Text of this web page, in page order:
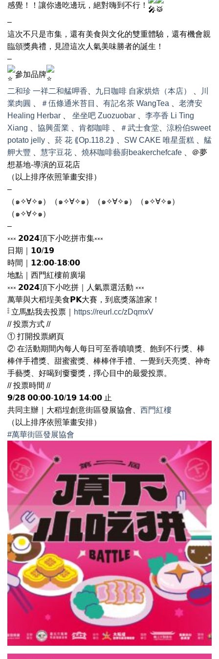
感覺！！讓你邊吃邊玩，絕對嗨到不行！
–
這次不只是市集，還有美食與文化的雙重體驗，還有機會親
臨頒獎典禮，見證這次人氣美味勝者的誕生！
–
參加品牌
二和珍 一祥二和艋呷香 九日咖啡 自家烘焙（本店）
川
業肉圓
＃伍條通米苔目 有記名茶 WangTea
老濟安
Healing Herbar
坐坐吧 Zuozuobar
李亭香 Li Ting
Xiang
協興蛋業 肯都咖啡 ＃武士食堂
涼粉伯sweet
potato jelly
菸 花 ⟪Op.118.2⟫ SW CAKE 唯星蛋糕
艋
舺大豐
慧宇豆花 燒杯咖啡藝廚beakerchefcafe 、＠夢
想基地-導演的豆花店
（以上排序依照筆畫安排）
–
（๑✧∀✧๑）（๑✧∀✧๑）（๑✧∀✧๑）（๑✧∀✧๑）
（๑✧∀✧๑）
–
༝༝༝ 𝟮𝟬𝟮𝟰頂下小吃拼市集༝༝༝
日期｜𝟭𝟬/𝟭𝟵
時間｜𝟭𝟮:𝟬𝟬-𝟭𝟴:𝟬𝟬
地點｜西門紅樓前廣場
༝༝༝ 𝟮𝟬𝟮𝟰頂下小吃拼｜人氣票選活動 ༝༝༝
萬華與大稻埕美食𝗣𝗞大賽，到底獎落誰家！
𓏬 立馬點我去投票｜
https://reurl.cc/zDqmxV
// 投票方式 //
① 打開投票網頁
② 在活動期間內每人每日可至香噴噴獎、飽到不行獎、棒
棒伴手禮獎、甜蜜蜜獎、棒棒伴手禮、一覺到天亮獎、神奇
手藝獎、好喝到嫑嫑獎，擇心目中的最愛投票。
// 投票時間 //
𝟵/𝟮𝟴 𝟬𝟬:𝟬𝟬-𝟭𝟬/𝟭𝟵 𝟭𝟰:𝟬𝟬 止
共同主辦｜大稻埕創意街區發展協會、 西門紅樓
（以上排序依照筆畫安排）
#萬華街區發展協會